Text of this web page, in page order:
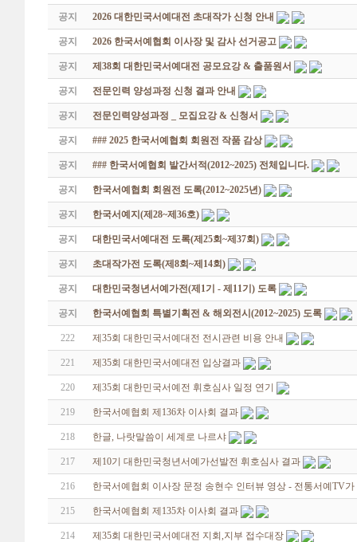
공지 2026 대한민국서예대전 초대작가 신청 안내
공지 2026 한국서예협회 이사장 및 감사 선거공고
공지 제38회 대한민국서예대전 공모요강 & 출품원서
공지 전문인력 양성과정 신청 결과 안내
공지 전문인력양성과정 _ 모집요강 & 신청서
공지 ### 2025 한국서예협회 회원전 작품 감상
공지 ### 한국서예협회 발간서적(2012~2025) 전체입니다.
공지 한국서예협회 회원전 도록(2012~2025년)
공지 한국서예지(제28~제36호)
공지 대한민국서예대전 도록(제25회~제37회)
공지 초대작가전 도록(제8회~제14회)
공지 대한민국청년서예가전(제1기 - 제11기) 도록
공지 한국서예협회 특별기획전 & 해외전시(2012~2025) 도록
222 제35회 대한민국서예대전 전시관련 비용 안내
221 제35회 대한민국서예대전 입상결과
220 제35회 대한민국서예전 휘호심사 일정 연기
219 한국서예협회 제136차 이사회 결과
218 한글, 나랏말씀이 세계로 나르샤
217 제10기 대한민국청년서예가선발전 휘호심사 결과
216 한국서예협회 이사장 문정 송현수 인터뷰 영상 - 전통서예TV
215 한국서예협회 제135차 이사회 결과
214 제35회 대한민국서예대전 지회,지부 접수대장